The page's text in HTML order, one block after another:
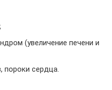
(увеличение печени и
пороки сердца.